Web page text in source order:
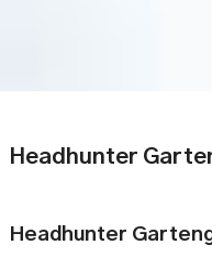
Headhunter
Headhunter